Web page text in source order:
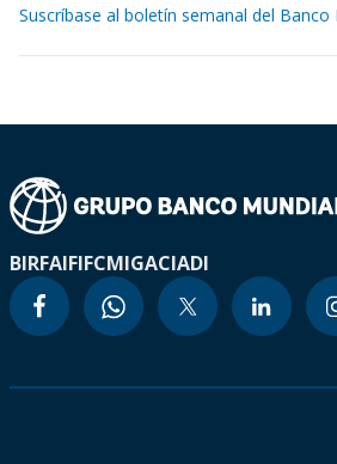
Suscríbase al boletín semanal del Banco
BIRFAIFIFCMIGACIADI